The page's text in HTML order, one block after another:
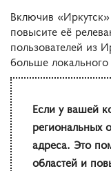
Включив
повысите её
пользователей из
больше локального
Если у вашей
региональных
адреса. Это
областей и